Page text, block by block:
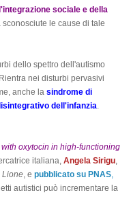
sociale e della
sconosciute le cause di tale
dello spettro dell'autismo
nei disturbi pervasivi
anche la sindrome di
dell'infanzia
oxytocin in high-functioning
italiana, Angela Sirigu
Lione , e pubblicato su PNAS
autistici può incrementare la